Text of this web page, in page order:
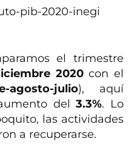
el trimestre
2020con el
agosto-julio), aquí
del 3.3%. Lo
las actividades
a recuperarse.